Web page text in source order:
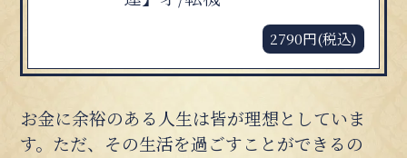
2790円(税込)
お金に余裕のある人生は皆が理想としていま
す。ただ、その生活を過ごすことができるの